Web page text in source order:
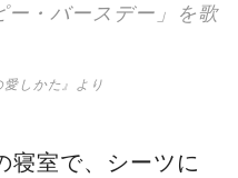
ー・バースデー」を歌
しかた』より
寝室で、シーツに